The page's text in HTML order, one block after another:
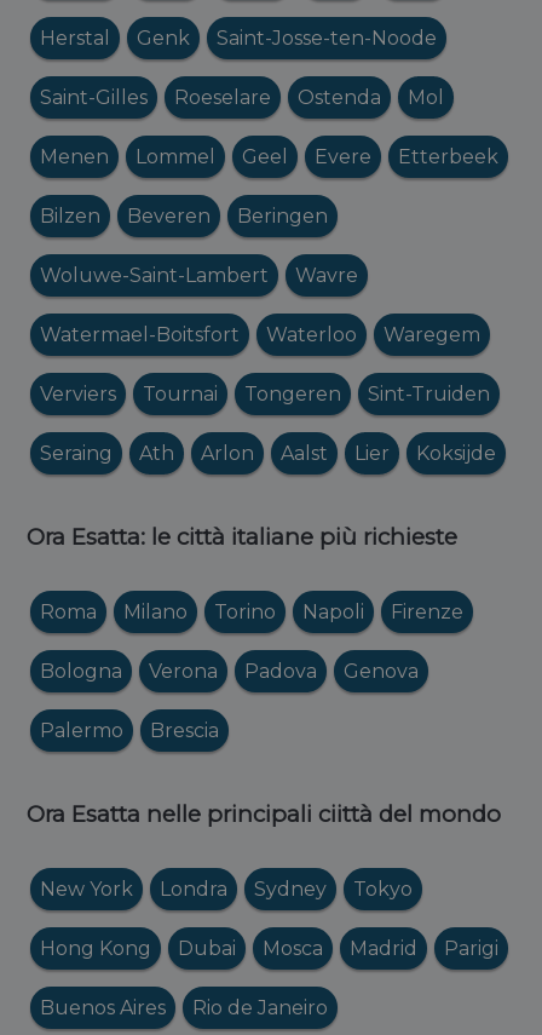
Herstal Genk Saint-Josse-ten-Noode
Saint-Gilles Roeselare Ostenda Mol
Menen Lommel Geel Evere Etterbeek
Bilzen Beveren Beringen
Woluwe-Saint-Lambert Wavre
Watermael-Boitsfort Waterloo Waregem
Verviers Tournai Tongeren Sint-Truiden
Seraing Ath Arlon Aalst Lier Koksijde
Ora Esatta: le città italiane più richieste
Roma Milano Torino Napoli Firenze
Bologna Verona Padova Genova
Palermo Brescia
Ora Esatta nelle principali ciittà del mondo
New York Londra Sydney Tokyo
Hong Kong Dubai Mosca Madrid Parigi
Buenos Aires Rio de Janeiro